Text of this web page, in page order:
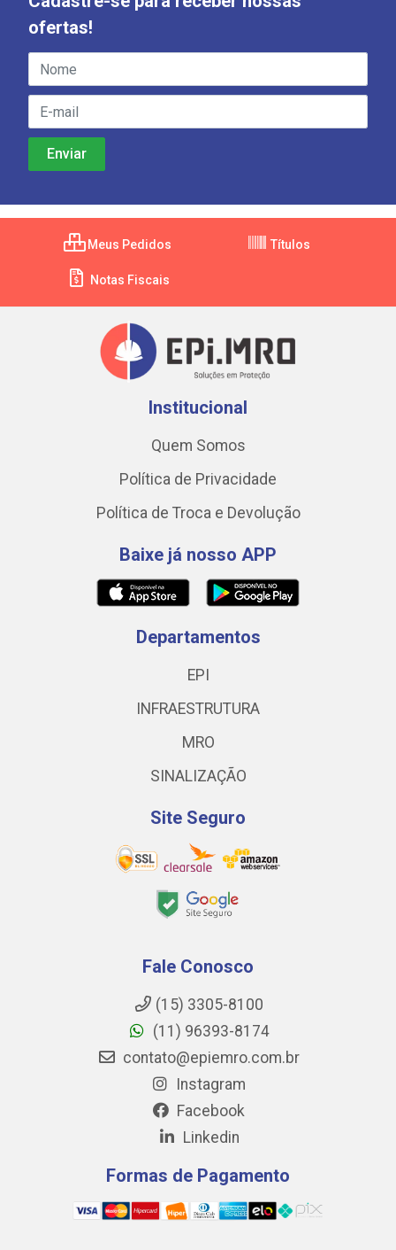
ofertas!
Meus Pedidos Títulos
Notas Fiscais
Institucional
Quem Somos
Política de Privacidade
Política de Troca e Devolução
Baixe já nosso APP
Departamentos
EPI
INFRAESTRUTURA
MRO
SINALIZAÇÃO
Site Seguro
Fale Conosco
(15) 3305-8100
(11) 96393-8174
contato@epiemro.com.br
Instagram
Facebook
Linkedin
Formas de Pagamento